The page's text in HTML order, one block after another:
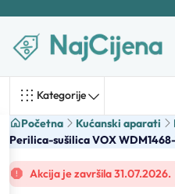
Kategorije
Početna Kućanski aparati
Perilica-sušilica VOX
Akcija je završila 31.07.2026.